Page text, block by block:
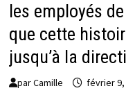
les employés
que cette
jusqu’à la
parCamille février 9,